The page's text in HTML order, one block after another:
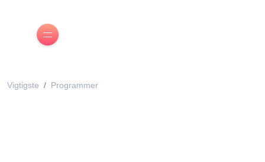
Vigtigste Programmer